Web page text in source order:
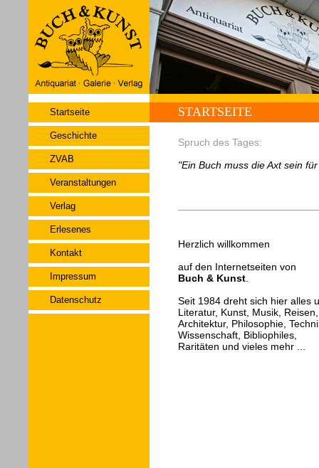
Startseite
Geschichte
ZVAB
Veranstaltungen
Verlag
Erlesenes
Kontakt
Impressum
Datenschutz
STARTSEITE
Spruch des Tages:
"Ein Buch muss die Axt sein
Herzlich willkommen
auf den Internetseiten von
Buch & Kunst.
Seit 1984 dreht sich hier alles
Literatur, Kunst, Musik, Reisen,
Architektur, Philosophie,
Wissenschaft, Bibliophiles,
Raritäten und vieles mehr ...